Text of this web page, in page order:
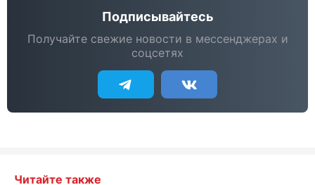
Подписывайтесь
Получайте свежие новости в мессенджерах и
соцсетях
Читайте также